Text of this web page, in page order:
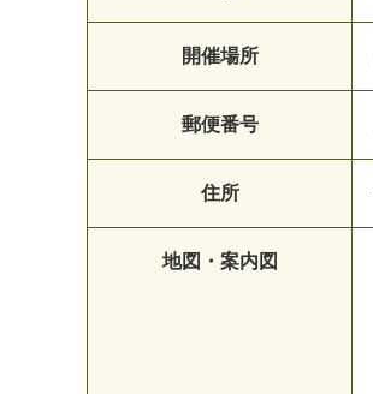
開催場所
郵便番号
住所
地図・案内図